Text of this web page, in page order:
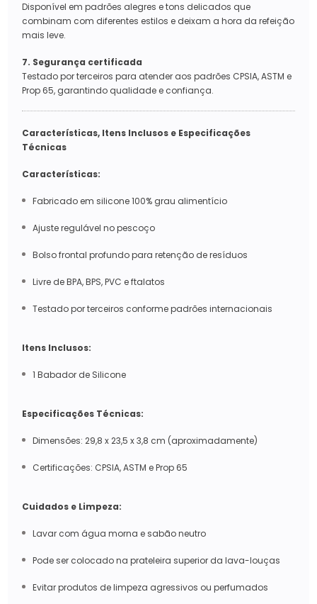
Disponível em padrões alegres e tons delicados que
combinam com diferentes estilos e deixam a hora da refeição
mais leve.
7. Segurança certificada
Testado por terceiros para atender aos padrões CPSIA, ASTM e
Prop 65, garantindo qualidade e confiança.
Características, Itens Inclusos e Especificações
Técnicas
Características:
Fabricado em silicone 100% grau alimentício
Ajuste regulável no pescoço
Bolso frontal profundo para retenção de resíduos
Livre de BPA, BPS, PVC e ftalatos
Testado por terceiros conforme padrões internacionais
Itens Inclusos:
1 Babador de Silicone
Especificações Técnicas:
Dimensões: 29,8 x 23,5 x 3,8 cm (aproximadamente)
Certificações: CPSIA, ASTM e Prop 65
Cuidados e Limpeza:
Lavar com água morna e sabão neutro
Pode ser colocado na prateleira superior da lava-louças
Evitar produtos de limpeza agressivos ou perfumados